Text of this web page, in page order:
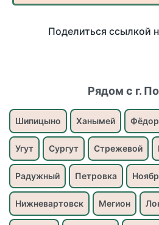
Поделиться ссылкой
Рядом с г.
Шипицыно Ханымей
Угут Сургут Стрежевой
Радужный Петровка
Нижневартовск Мегион